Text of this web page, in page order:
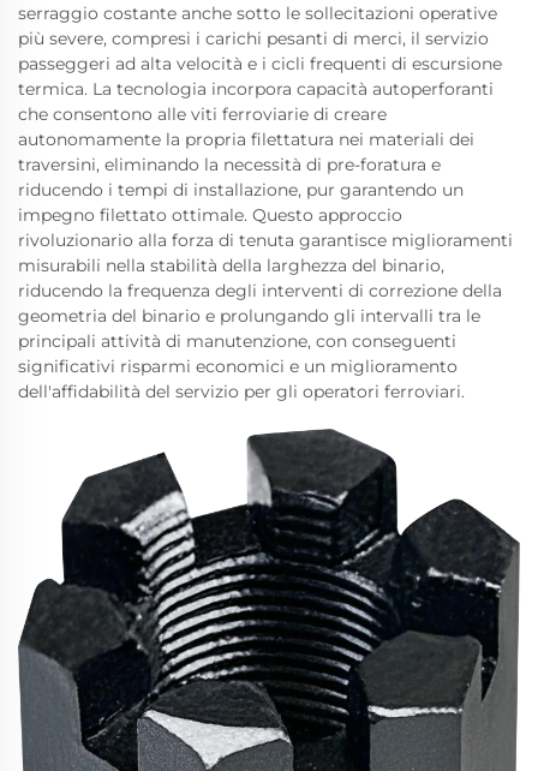
serraggio costante anche sotto le sollecitazioni operative
più severe, compresi i carichi pesanti di merci, il servizio
passeggeri ad alta velocità e i cicli frequenti di escursione
termica. La tecnologia incorpora capacità autoperforanti
che consentono alle viti ferroviarie di creare
autonomamente la propria filettatura nei materiali dei
traversini, eliminando la necessità di pre-foratura e
riducendo i tempi di installazione, pur garantendo un
impegno filettato ottimale. Questo approccio
rivoluzionario alla forza di tenuta garantisce miglioramenti
misurabili nella stabilità della larghezza del binario,
riducendo la frequenza degli interventi di correzione della
geometria del binario e prolungando gli intervalli tra le
principali attività di manutenzione, con conseguenti
significativi risparmi economici e un miglioramento
dell'affidabilità del servizio per gli operatori ferroviari.